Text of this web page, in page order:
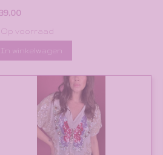
Op voorraad
In winkelwagen